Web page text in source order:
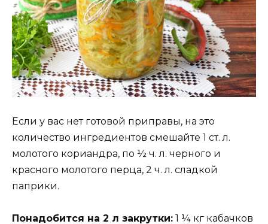
Если у вас нет готовой приправы, на это
количество ингредиентов смешайте 1 ст. л.
молотого кориандра, по ½ ч. л. черного и
красного молотого перца, 2 ч. л. сладкой
паприки.
Понадобится на 2 л закрутки: 1 ¼ кг кабачков